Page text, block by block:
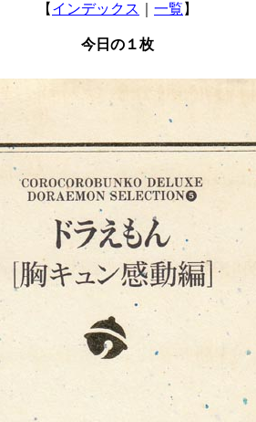
【 インデックス 一覧 】
今日の１枚